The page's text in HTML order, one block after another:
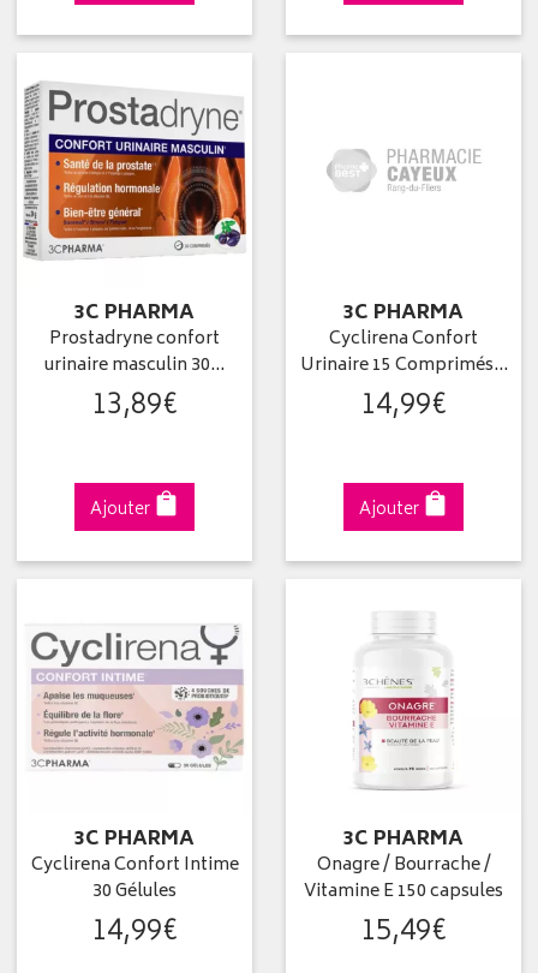
3C PHARMA
Prostadryne confort
urinaire masculin 30…
13,89€
Ajouter
3C PHARMA
Cyclirena Confort
Urinaire 15 Comprimés…
14,99€
Ajouter
3C PHARMA
Cyclirena Confort Intime
30 Gélules
14,99€
3C PHARMA
Onagre / Bourrache /
Vitamine E 150 capsules
15,49€